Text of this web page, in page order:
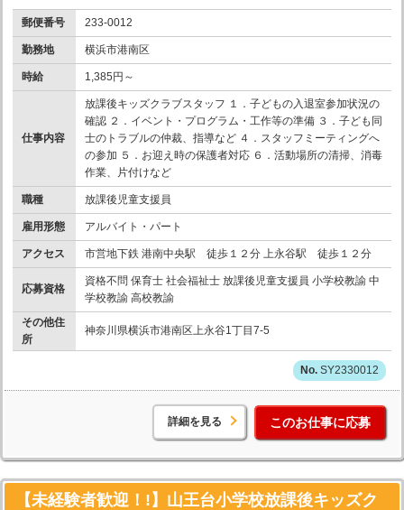
郵便番号 233-0012
勤務地 横浜市港南区
時給 1,385円～
仕事内容
放課後キッズクラブスタッフ １．子どもの入退室参加状況の
確認 ２．イベント・プログラム・工作等の準備 ３．子ども同
士のトラブルの仲裁、指導など ４．スタッフミーティングへ
の参加 ５．お迎え時の保護者対応 ６．活動場所の清掃、消毒
作業、片付けなど
職種 放課後児童支援員
雇用形態 アルバイト・パート
アクセス 市営地下鉄 港南中央駅 徒歩１２分 上永谷駅 徒歩１２分
応募資格
資格不問 保育士 社会福祉士 放課後児童支援員 小学校教諭 中
学校教諭 高校教諭
その他住
所
神奈川県横浜市港南区上永谷1丁目7-5
SY2330012
詳細を見る このお仕事に応募
【未経験者歓迎！!】山王台小学校放課後キッズク